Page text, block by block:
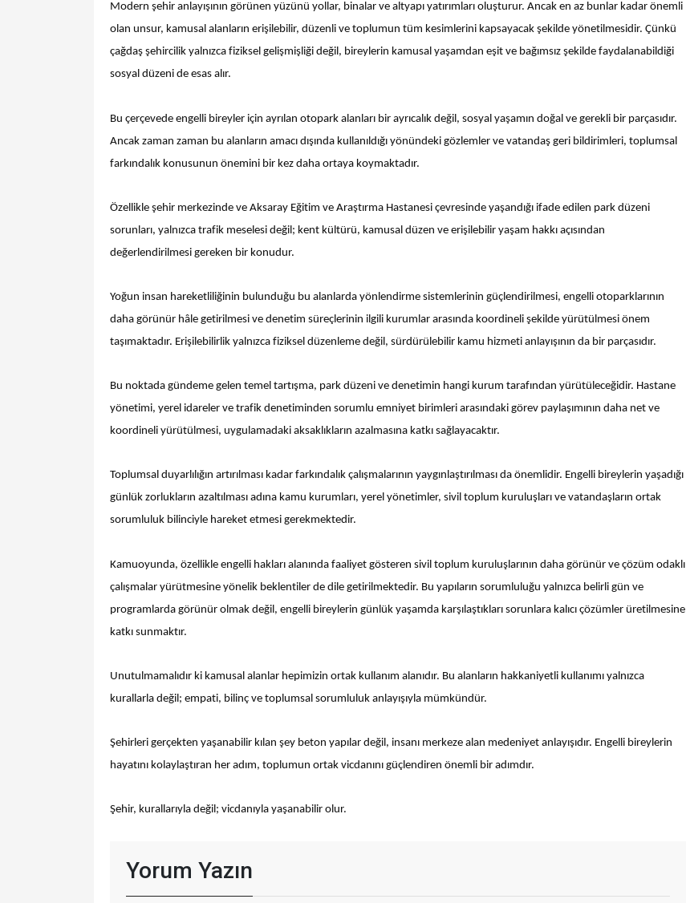
Modern şehir anlayışının görünen yüzünü yollar, binalar ve altyapı yatırımları oluşturur. Ancak en az bunlar kadar önemli
olan unsur, kamusal alanların erişilebilir, düzenli ve toplumun tüm kesimlerini kapsayacak şekilde yönetilmesidir. Çünkü
çağdaş şehircilik yalnızca fiziksel gelişmişliği değil, bireylerin kamusal yaşamdan eşit ve bağımsız şekilde faydalanabildiği
sosyal düzeni de esas alır.
Bu çerçevede engelli bireyler için ayrılan otopark alanları bir ayrıcalık değil, sosyal yaşamın doğal ve gerekli bir parçasıdır.
Ancak zaman zaman bu alanların amacı dışında kullanıldığı yönündeki gözlemler ve vatandaş geri bildirimleri, toplumsal
farkındalık konusunun önemini bir kez daha ortaya koymaktadır.
Özellikle şehir merkezinde ve Aksaray Eğitim ve Araştırma Hastanesi çevresinde yaşandığı ifade edilen park düzeni
sorunları, yalnızca trafik meselesi değil; kent kültürü, kamusal düzen ve erişilebilir yaşam hakkı açısından
değerlendirilmesi gereken bir konudur.
Yoğun insan hareketliliğinin bulunduğu bu alanlarda yönlendirme sistemlerinin güçlendirilmesi, engelli otoparklarının
daha görünür hâle getirilmesi ve denetim süreçlerinin ilgili kurumlar arasında koordineli şekilde yürütülmesi önem
taşımaktadır. Erişilebilirlik yalnızca fiziksel düzenleme değil, sürdürülebilir kamu hizmeti anlayışının da bir parçasıdır.
Bu noktada gündeme gelen temel tartışma, park düzeni ve denetimin hangi kurum tarafından yürütüleceğidir. Hastane
yönetimi, yerel idareler ve trafik denetiminden sorumlu emniyet birimleri arasındaki görev paylaşımının daha net ve
koordineli yürütülmesi, uygulamadaki aksaklıkların azalmasına katkı sağlayacaktır.
Toplumsal duyarlılığın artırılması kadar farkındalık çalışmalarının yaygınlaştırılması da önemlidir. Engelli bireylerin yaşadığı
günlük zorlukların azaltılması adına kamu kurumları, yerel yönetimler, sivil toplum kuruluşları ve vatandaşların ortak
sorumluluk bilinciyle hareket etmesi gerekmektedir.
Kamuoyunda, özellikle engelli hakları alanında faaliyet gösteren sivil toplum kuruluşlarının daha görünür ve çözüm odaklı
çalışmalar yürütmesine yönelik beklentiler de dile getirilmektedir. Bu yapıların sorumluluğu yalnızca belirli gün ve
programlarda görünür olmak değil, engelli bireylerin günlük yaşamda karşılaştıkları sorunlara kalıcı çözümler üretilmesine
katkı sunmaktır.
Unutulmamalıdır ki kamusal alanlar hepimizin ortak kullanım alanıdır. Bu alanların hakkaniyetli kullanımı yalnızca
kurallarla değil; empati, bilinç ve toplumsal sorumluluk anlayışıyla mümkündür.
Şehirleri gerçekten yaşanabilir kılan şey beton yapılar değil, insanı merkeze alan medeniyet anlayışıdır. Engelli bireylerin
hayatını kolaylaştıran her adım, toplumun ortak vicdanını güçlendiren önemli bir adımdır.
Şehir, kurallarıyla değil; vicdanıyla yaşanabilir olur.
Yorum Yazın